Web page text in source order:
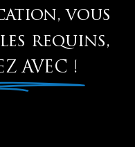
vous
requins,
AVEC !